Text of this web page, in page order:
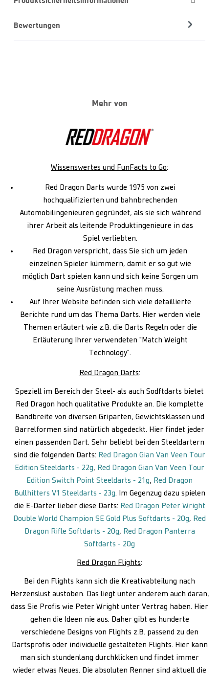
Bewertungen
Mehr von
Wissenswertes und FunFacts to Go:
Red Dragon Darts wurde 1975 von zwei
hochqualifizierten und bahnbrechenden
Automobilingenieuren gegründet, als sie sich während
ihrer Arbeit als leitende Produktingenieure in das
Spiel verliebten.
Red Dragon verspricht, dass Sie sich um jeden
einzelnen Spieler kümmern, damit er so gut wie
möglich Dart spielen kann und sich keine Sorgen um
seine Ausrüstung machen muss.
Auf Ihrer Website befinden sich viele detaillierte
Berichte rund um das Thema Darts. Hier werden viele
Themen erläutert wie z.B. die Darts Regeln oder die
Erläuterung Ihrer verwendeten "Match Weight
Technology".
Red Dragon Darts:
Speziell im Bereich der Steel- als auch Sodftdarts bietet
Red Dragon hoch qualitative Produkte an. Die komplette
Bandbreite von diversen Griparten, Gewichtsklassen und
Barrelformen sind natürlich abgedeckt. Hier findet jeder
einen passenden Dart. Sehr beliebt bei den Steeldartern
sind die folgenden Darts: Red Dragon Gian Van Veen Tour
Edition Steeldarts - 22g, Red Dragon Gian Van Veen Tour
Edition Switch Point Steeldarts - 21g, Red Dragon
Bullhitters V1 Steeldarts - 23g. Im Gegenzug dazu spielen
die E-Darter lieber diese Darts: Red Dragon Peter Wright
Double World Champion SE Gold Plus Softdarts - 20g, Red
Dragon Rifle Softdarts - 20g, Red Dragon Panterra
Softdarts - 20g
Red Dragon Flights:
Bei den Flights kann sich die Kreativabteilung nach
Herzenslust austoben. Das liegt unter anderem auch daran,
dass Sie Profis wie Peter Wright unter Vertrag haben. Hier
gehen die Ideen nie aus. Daher gibt es hunderte
verschiedene Designs von Flights z.B. passend zu den
Dartsprofis oder individuelle gestalteten Flights. Hier kann
man sich stundenlang durchklicken und findet immer
wieder etwas Neues. Die absoluten Renner sind aktuell die